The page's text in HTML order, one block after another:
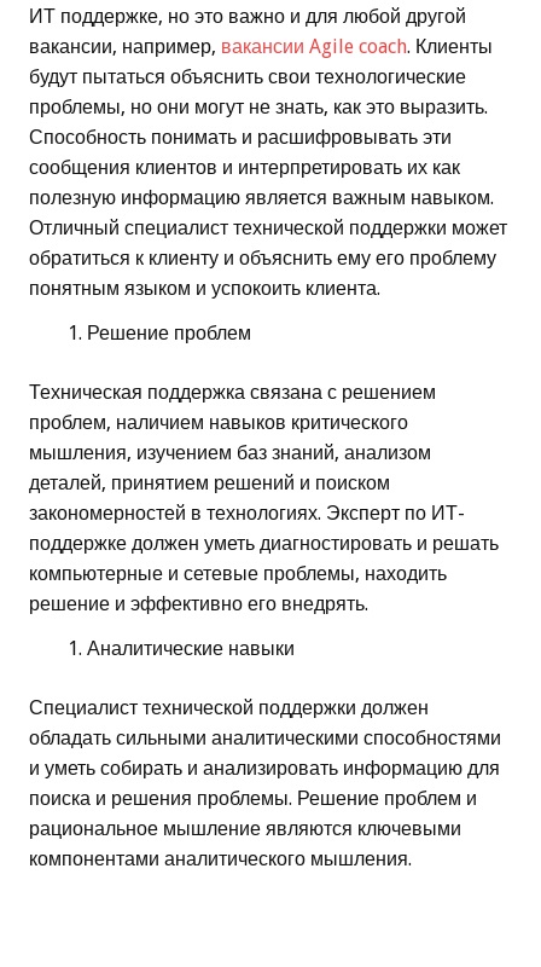
ИТ поддержке, но это важно и для любой другой
вакансии, например, вакансии Agile coach. Клиенты
будут пытаться объяснить свои технологические
проблемы, но они могут не знать, как это выразить.
Способность понимать и расшифровывать эти
сообщения клиентов и интерпретировать их как
полезную информацию является важным навыком.
Отличный специалист технической поддержки может
обратиться к клиенту и объяснить ему его проблему
понятным языком и успокоить клиента.
Решение проблем
Техническая поддержка связана с решением
проблем, наличием навыков критического
мышления, изучением баз знаний, анализом
деталей, принятием решений и поиском
закономерностей в технологиях. Эксперт по ИТ-
поддержке должен уметь диагностировать и решать
компьютерные и сетевые проблемы, находить
решение и эффективно его внедрять.
Аналитические навыки
Специалист технической поддержки должен
обладать сильными аналитическими способностями
и уметь собирать и анализировать информацию для
поиска и решения проблемы. Решение проблем и
рациональное мышление являются ключевыми
компонентами аналитического мышления.